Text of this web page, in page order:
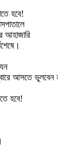
হবে!
আহাজারি
আসতে ভুলবেন
হবে!